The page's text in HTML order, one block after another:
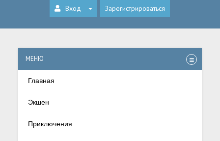
Вход Зарегистрироваться
МЕНЮ
Главная
Экшен
Приключения